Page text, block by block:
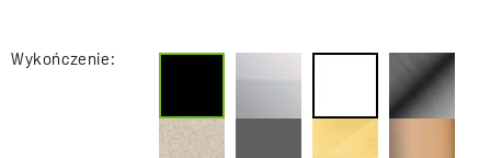
Wykończenie: